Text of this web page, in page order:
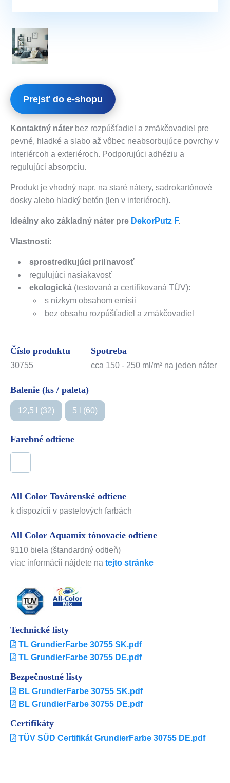
Prejsť do e-shopu
Kontaktný náter bez rozpúšťadiel a zmäkčovadiel pre
pevné, hladké a slabo až vôbec neabsorbujúce povrchy v
interiércoh a exteriéroch. Podporujúci adhéziu a
regulujúci absorpciu.
Produkt je vhodný napr. na staré nátery, sadrokartónové
dosky alebo hladký betón (len v interiéroch).
Ideálny ako základný náter pre DekorPutz F.
Vlastnosti:
sprostredkujúci priľnavosť
regulujúci nasiakavosť
ekologická (testovaná a certifikovaná TÜV):
s nízkym obsahom emisii
bez obsahu rozpúšťadiel a zmäkčovadiel
Číslo produktu
30755
Spotreba
cca 150 - 250 ml/m² na jeden náter
Balenie (ks / paleta)
12,5 l (32) 5 l (60)
Farebné odtiene
All Color Továrenské odtiene
k dispozícii v pastelových farbách
All Color Aquamix tónovacie odtiene
9110 biela (štandardný odtieň)
viac informácii nájdete na tejto stránke
Technické listy
TL GrundierFarbe 30755 SK.pdf
TL GrundierFarbe 30755 DE.pdf
Bezpečnostné listy
BL GrundierFarbe 30755 SK.pdf
BL GrundierFarbe 30755 DE.pdf
Certifikáty
TÜV SÜD Certifikát GrundierFarbe 30755 DE.pdf